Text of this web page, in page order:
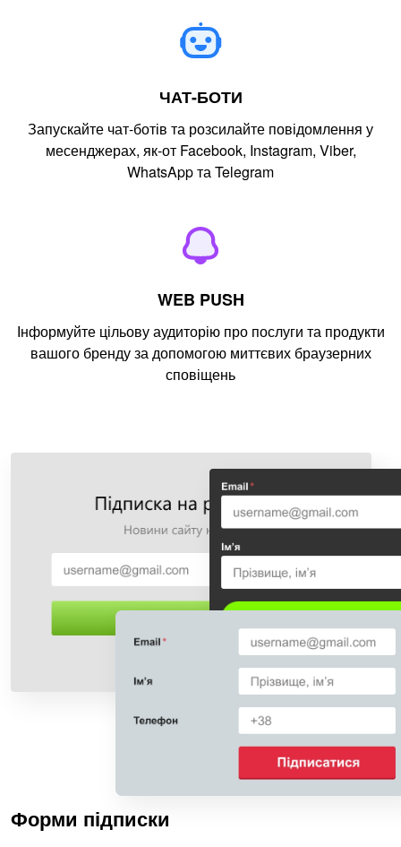
ЧАТ-БОТИ
Запускайте чат-ботів та розсилайте повідомлення у
месенджерах, як-от Facebook, Instagram, Viber,
WhatsApp та Telegram
WEB PUSH
Інформуйте цільову аудиторію про послуги та продукти
вашого бренду за допомогою миттєвих браузерних
сповіщень
Форми підписки